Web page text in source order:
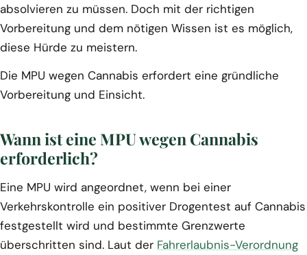
absolvieren zu müssen. Doch mit der richtigen
Vorbereitung und dem nötigen Wissen ist es möglich,
diese Hürde zu meistern.
Die MPU wegen Cannabis erfordert eine gründliche
Vorbereitung und Einsicht.
Wann ist eine MPU wegen Cannabis
erforderlich?
Eine MPU wird angeordnet, wenn bei einer
Verkehrskontrolle ein positiver Drogentest auf Cannabis
festgestellt wird und bestimmte Grenzwerte
überschritten sind. Laut der Fahrerlaubnis-Verordnung